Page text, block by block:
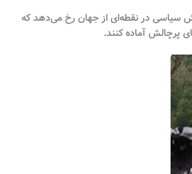
سیاسی در نقطه‌ای از جهان رخ می‌دهد که
پرچالش آماده کنند.